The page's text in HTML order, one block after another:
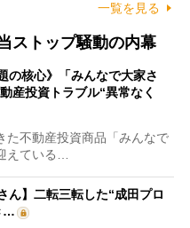
一覧を見る
ストップ騒動の内幕
の核心》「みんなで大家さ
産投資トラブル“異常なく
不動産投資商品「みんなで
えている…
ん】二転三転した“成田プロ
…